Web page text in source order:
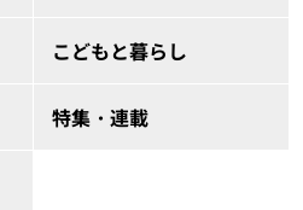
こどもと暮らし
特集・連載